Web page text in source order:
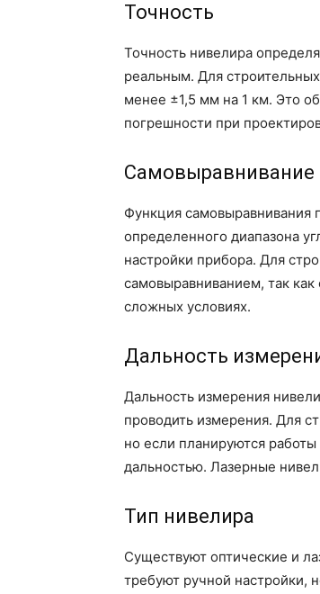
Точность
Точность нивелира
реальным. Для
менее ±1,5 мм на 1 км. Это
погрешности при
Самовыравнивание
Функция самовыравнивания
определенного диапазона
настройки прибора. Для
самовыравниванием, так
сложных условиях.
Дальность
Дальность измерения
проводить измерения. Для
но если планируются
дальностью. Лазерные
Тип нивелира
Существуют оптические и
требуют ручной